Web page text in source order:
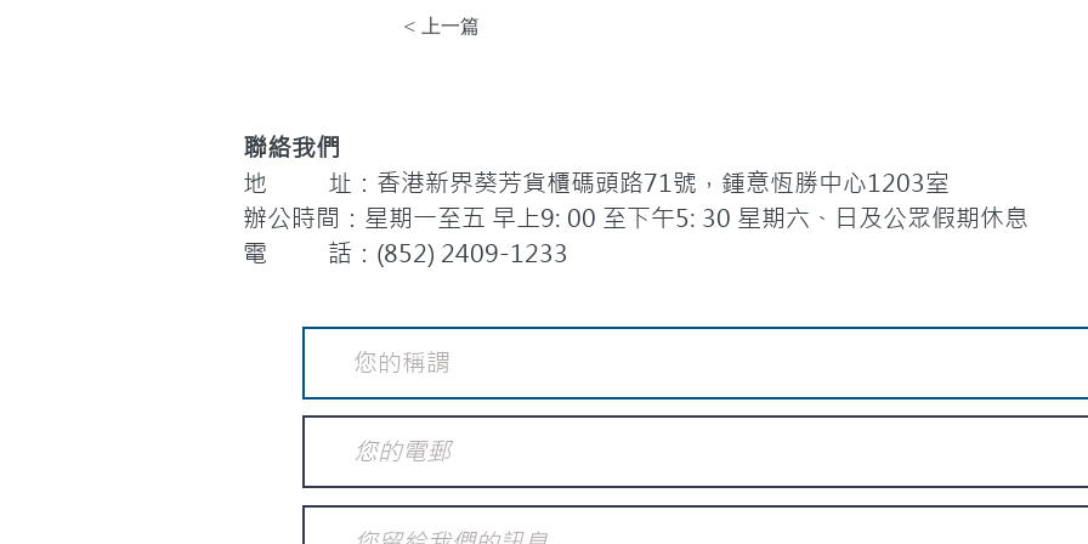
< 上一篇
聯絡我們
地 址：香港新界葵芳貨櫃碼頭路71號，鍾意恆勝中心1203室
辦公時間：星期一至五 早上9: 00 至下午5: 30 星期六、日及公眾假期休息
電 話：(852) 2409-1233